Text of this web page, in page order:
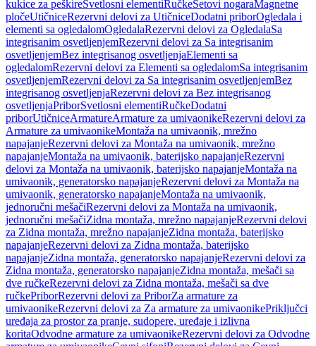
kukice za peškireSvetlosni elementiRučkeSetovi nogaraMagnetne
pločeUtičniceRezervni delovi za UtičniceDodatni priborOgledala i
elementi sa ogledalomOgledalaRezervni delovi za OgledalaSa
integrisanim osvetljenjemRezervni delovi za Sa integrisanim
osvetljenjemBez integrisanog osvetljenjaElementi sa
ogledalomRezervni delovi za Elementi sa ogledalomSa integrisanim
osvetljenjemRezervni delovi za Sa integrisanim osvetljenjemBez
integrisanog osvetljenjaRezervni delovi za Bez integrisanog
osvetljenjaPriborSvetlosni elementiRučkeDodatni
priborUtičniceArmatureArmature za umivaonikeRezervni delovi za
Armature za umivaonikeMontaža na umivaonik, mrežno
napajanjeRezervni delovi za Montaža na umivaonik, mrežno
napajanjeMontaža na umivaonik, baterijsko napajanjeRezervni
delovi za Montaža na umivaonik, baterijsko napajanjeMontaža na
umivaonik, generatorsko napajanjeRezervni delovi za Montaža na
umivaonik, generatorsko napajanjeMontaža na umivaonik,
jednoručni mešačiRezervni delovi za Montaža na umivaonik,
jednoručni mešačiZidna montaža, mrežno napajanjeRezervni delovi
za Zidna montaža, mrežno napajanjeZidna montaža, baterijsko
napajanjeRezervni delovi za Zidna montaža, baterijsko
napajanjeZidna montaža, generatorsko napajanjeRezervni delovi za
Zidna montaža, generatorsko napajanjeZidna montaža, mešači sa
dve ručkeRezervni delovi za Zidna montaža, mešači sa dve
ručkePriborRezervni delovi za PriborZa armature za
umivaonikeRezervni delovi za Za armature za umivaonikePriključci
uređaja za prostor za pranje, sudopere, uređaje i izlivna
koritaOdvodne armature za umivaonikeRezervni delovi za Odvodne